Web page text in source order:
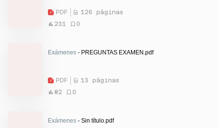
PDF
126 páginas
231
0
Exámenes - PREGUNTAS EXAMEN.pdf
PDF
13 páginas
82
0
Exámenes - Sin título.pdf